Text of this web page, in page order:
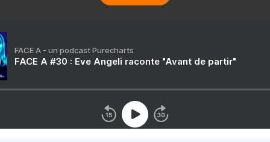
FACE A - un podcast Purecharts
FACE A #30 : Eve Angeli raconte "Avant de partir"